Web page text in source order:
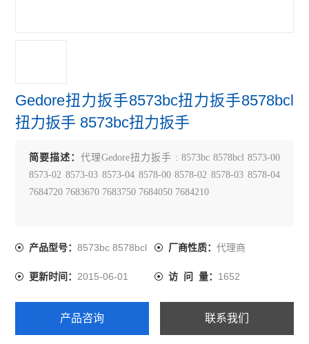
Gedore扭力扳手8573bc扭力扳手8578bcl
扭力扳手 8573bc扭力扳手
简要描述：代理Gedore扭力扳手 : 8573bc 8578bcl 8573-00
8573-02 8573-03 8573-04 8578-00 8578-02 8578-03 8578-04
7684720 7683670 7683750 7684050 7684210
产品型号：8573bc 8578bcl 厂商性质： 代理商
更新时间：2015-06-01 访 问 量： 1652
产品咨询 联系我们